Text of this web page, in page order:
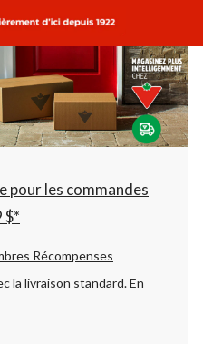
AB,
courament
Fermeture
à
22:00
cliquer
pour
changer
pour les commandes
$*
Récompenses
la livraison standard.En